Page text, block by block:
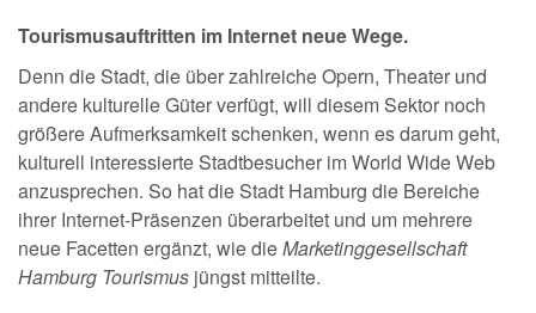
Tourismusauftritten im Internet neue Wege.
Denn die Stadt, die über zahlreiche Opern, Theater und
andere kulturelle Güter verfügt, will diesem Sektor noch
größere Aufmerksamkeit schenken, wenn es darum geht,
kulturell interessierte Stadtbesucher im World Wide Web
anzusprechen. So hat die Stadt Hamburg die Bereiche
ihrer Internet-Präsenzen überarbeitet und um mehrere
neue Facetten ergänzt, wie dieMarketinggesellschaft
Hamburg Tourismus jüngst mitteilte.